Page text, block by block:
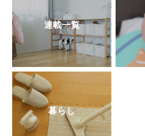
連載一覧
暮らし